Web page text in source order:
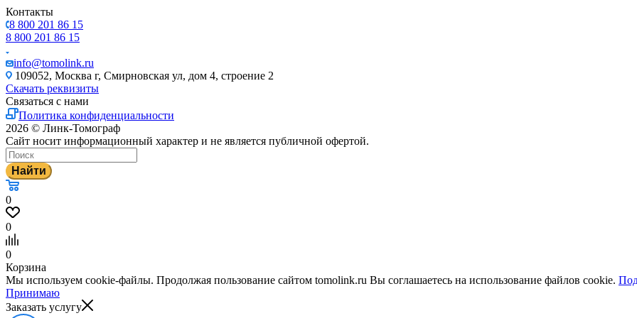
Контакты
8 800 201 86 15
8 800 201 86 15
info@tomolink.ru
109052, Москва г, Смирновская ул, дом 4, строение 2
Скачать реквизиты
Связаться с нами
Политика конфиденциальности
2026 © Линк-Томограф
Сайт носит информационный характер и не является публичной офертой.
Найти
0
0
0
Корзина
Мы используем cookie-файлы. Продолжая пользование сайтом tomolink.ru Вы соглашаетесь на использование файлов cookie.
Принимаю
Заказать услугу